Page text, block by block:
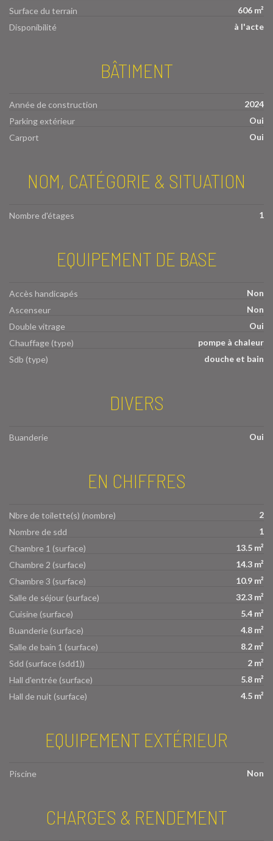
Surface du terrain
606 m²
Disponibilité
à l'acte
BÂTIMENT
Année de construction
2024
Parking extérieur
Oui
Carport
Oui
NOM, CATÉGORIE & SITUATION
Nombre d'étages 1
EQUIPEMENT DE BASE
Accès handicapés
Non
Ascenseur
Non
Double vitrage
Oui
Chauffage (type)
pompe à chaleur
Sdb (type)
douche et bain
DIVERS
Buanderie Oui
EN CHIFFRES
Nbre de toilette(s) (nombre)
2
Nombre de sdd
1
Chambre 1 (surface)
13.5 m²
Chambre 2 (surface)
14.3 m²
Chambre 3 (surface)
10.9 m²
Salle de séjour (surface)
32.3 m²
Cuisine (surface)
5.4 m²
Buanderie (surface)
4.8 m²
Salle de bain 1 (surface)
8.2 m²
Sdd (surface (sdd1))
2 m²
Hall d'entrée (surface)
5.8 m²
Hall de nuit (surface)
4.5 m²
EQUIPEMENT EXTÉRIEUR
Piscine Non
CHARGES & RENDEMENT